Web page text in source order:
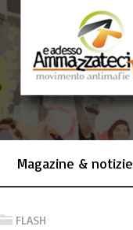
Magazine & notizie
FLASH